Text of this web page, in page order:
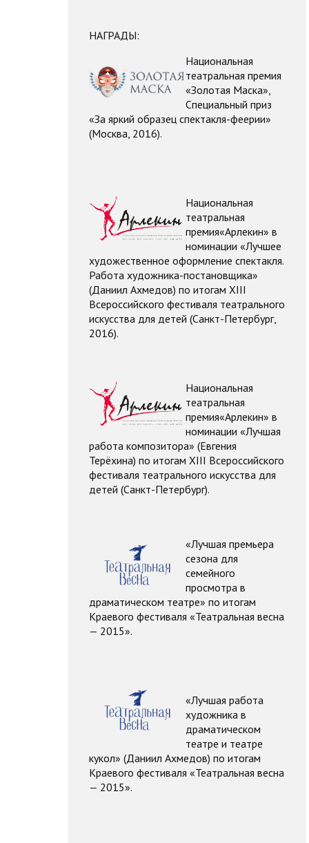
НАГРАДЫ:
Национальная
театральная премия
«Золотая Маска»,
Специальный приз
«За яркий образец спектакля-феерии»
(Москва, 2016).
Национальная
театральная
премия«Арлекин» в
номинации «Лучшее
художественное оформление спектакля.
Работа художника-постановщика»
(Даниил Ахмедов) по итогам XIII
Всероссийского фестиваля театрального
искусства для детей (Санкт-Петербург,
2016).
Национальная
театральная
премия«Арлекин» в
номинации «Лучшая
работа композитора» (Евгения
Терёхина) по итогам XIII Всероссийского
фестиваля театрального искусства для
детей (Санкт-Петербург).
«Лучшая премьера
сезона для
семейного
просмотра в
драматическом театре» по итогам
Краевого фестиваля «Театральная весна
— 2015».
«Лучшая работа
художника в
драматическом
театре и театре
кукол» (Даниил Ахмедов) по итогам
Краевого фестиваля «Театральная весна
— 2015».